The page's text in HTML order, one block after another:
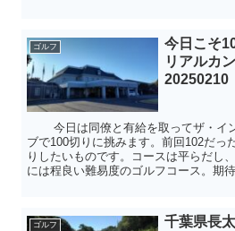
ゴルフ
今日こそ
リアルカ
20250210
今日は同僚と有給を取ってザ・イ
ブで100切りに挑みます。前回102だっ
りしたいものです。コースは平らだし
には程良い難易度のゴルフコース。期
ゴルフ
千葉県長